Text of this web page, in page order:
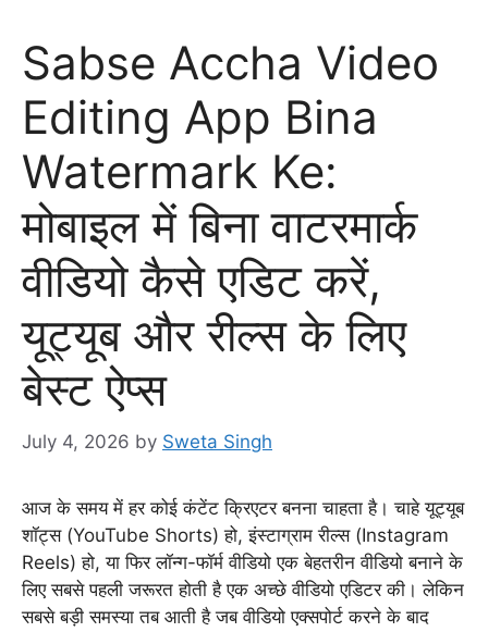
Sabse Accha Video
Editing App Bina
Watermark Ke:
मोबाइल में बिना वाटरमार्क
वीडियो कैसे एडिट करें,
यूट्यूब और रील्स के लिए
बेस्ट ऐप्स
July 4, 2026 by Sweta Singh
आज के समय में हर कोई कंटेंट क्रिएटर बनना चाहता है। चाहे यूट्यूब
शॉट्स (YouTube Shorts) हो, इंस्टाग्राम रील्स (Instagram
Reels) हो, या फिर लॉन्ग-फॉर्म वीडियो एक बेहतरीन वीडियो बनाने के
लिए सबसे पहली जरूरत होती है एक अच्छे वीडियो एडिटर की। लेकिन
सबसे बड़ी समस्या तब आती है जब वीडियो एक्सपोर्ट करने के बाद